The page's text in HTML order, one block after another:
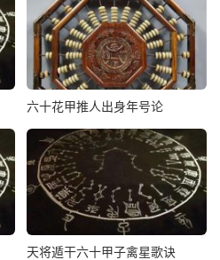
昴毕觜参
星君 诸天 宫阙
奎宿天将星君
贾奕天中
天宝宫
娄宿天狱星君
梵度天中
六十花甲推人出身年号论
天将遁干六十甲子禽星歌诀